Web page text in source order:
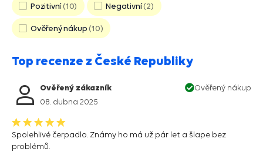
Pozitivní 10 Negativní 2
Ověřený nákup 10
Top recenze z České Republiky
Ověřený zákazník
08. dubna 2025
Ověřený nákup
Spolehlivé čerpadlo. Známy ho má už pár let a šlape bez
problémů.